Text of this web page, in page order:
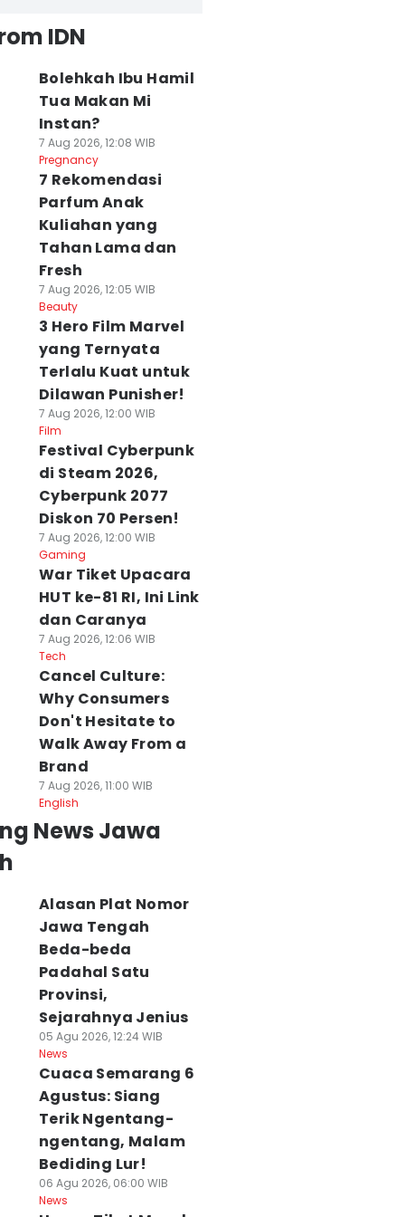
IDN
Bolehkah Ibu Hamil
Tua Makan Mi
Instan?
7 Aug 2026, 12:08 WIB
Pregnancy
7 Rekomendasi
Parfum Anak
Kuliahan yang
Tahan Lama dan
Fresh
7 Aug 2026, 12:05 WIB
Beauty
3 Hero Film Marvel
yang Ternyata
Terlalu Kuat untuk
Dilawan Punisher!
7 Aug 2026, 12:00 WIB
Film
Festival Cyberpunk
di Steam 2026,
Cyberpunk 2077
Diskon 70 Persen!
7 Aug 2026, 12:00 WIB
Gaming
War Tiket Upacara
HUT ke-81 RI, Ini Link
dan Caranya
7 Aug 2026, 12:06 WIB
Tech
Cancel Culture:
Why Consumers
Don't Hesitate to
Walk Away From a
Brand
7 Aug 2026, 11:00 WIB
English
News Jawa
Alasan Plat Nomor
Jawa Tengah
Beda-beda
Padahal Satu
Provinsi,
Sejarahnya Jenius
05 Agu 2026, 12:24 WIB
News
Cuaca Semarang 6
Agustus: Siang
Terik Ngentang-
ngentang, Malam
Bediding Lur!
06 Agu 2026, 06:00 WIB
News